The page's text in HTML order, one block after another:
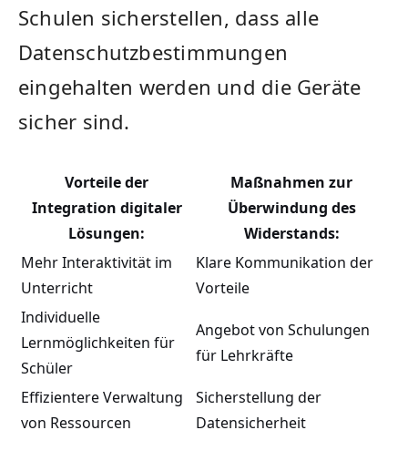
Schulen‍ sicherstellen,‌ dass alle
Datenschutzbestimmungen
eingehalten werden ‍und die Geräte
sicher sind.
Vorteile​ der
Integration⁢ digitaler
Lösungen:
Maßnahmen⁤ zur
Überwindung des
Widerstands:
Mehr Interaktivität im
Unterricht
Klare Kommunikation⁣ der
‌Vorteile
Individuelle
Lernmöglichkeiten für
Schüler
Angebot von Schulungen
‍für Lehrkräfte
Effizientere Verwaltung
von Ressourcen
Sicherstellung der
Datensicherheit